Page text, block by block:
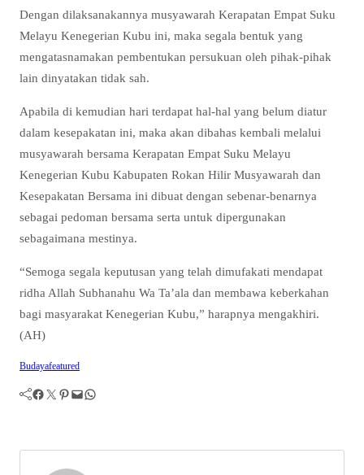
Dengan dilaksanakannya musyawarah Kerapatan Empat Suku
Melayu Kenegerian Kubu ini, maka segala bentuk yang
mengatasnamakan pembentukan persukuan oleh pihak-pihak
lain dinyatakan tidak sah.
Apabila di kemudian hari terdapat hal-hal yang belum diatur
dalam kesepakatan ini, maka akan dibahas kembali melalui
musyawarah bersama Kerapatan Empat Suku Melayu
Kenegerian Kubu Kabupaten Rokan Hilir Musyawarah dan
Kesepakatan Bersama ini dibuat dengan sebenar-benarnya
sebagai pedoman bersama serta untuk dipergunakan
sebagaimana mestinya.
“Semoga segala keputusan yang telah dimufakati mendapat
ridha Allah Subhanahu Wa Ta’ala dan membawa keberkahan
bagi masyarakat Kenegerian Kubu,” harapnya mengakhiri.
(AH)
Budayafeatured
Facebook Twitter Pinterest Mail WhatsApp